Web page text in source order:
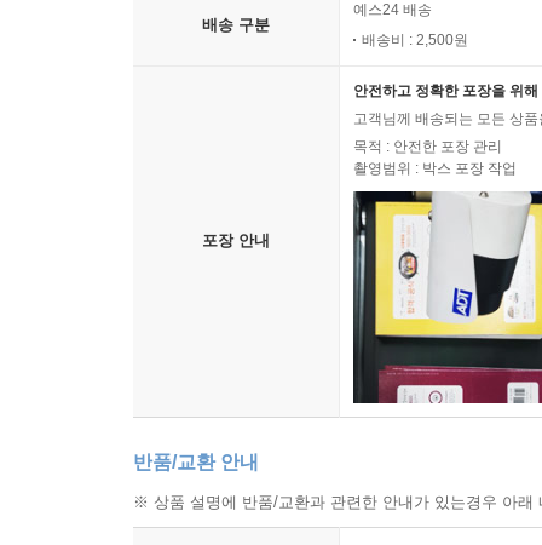
배송 구분
예스24 배송
배송비 : 2,500원
포장 안내
안전하고 정확한 포장을 위
고객님께 배송되는 모든 상
목적 : 안전한 포장 관리
촬영범위 : 박스 포장 작업
반품/교환 안내
※ 상품 설명에 반품/교환과 관련한 안내가 있는경우 아